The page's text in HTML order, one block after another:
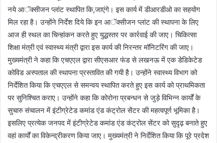
नये आॅक्सीजन प्लांट स्थापित कि,जाएंगे। इस कार्य में डीआरडीओ का सहयोग
मिल रहा है। उन्होंने निर्देश दिये कि इन आॅक्सीजन प्लांट की स्थापना के लिए
आज ही स्थल का चिन्हांकन करते हुए युद्धस्तर पर कार्रवाई की जाए। चिकित्सा
शिक्षा मंत्री एवं स्वास्थ्य मंत्री द्वारा इस कार्य की निरन्तर मॉनिटरिंग की जाए।
मुख्यमंत्री ने कहा कि एचएएल द्वारा सीएसआर फंड से लखनऊ में एक डेडिकेटेड
कोविड अस्पताल की स्थापना प्रस्तावित की गयी है। उन्होंने स्वास्थ्य विभाग को
निर्देशित किया कि एचएएल से समन्वय स्थापित करते हुए इस कार्य को प्राथमिकता
पर सुनिश्चित कराए। उन्होंने कहा कि कोरोना प्रबन्धन से जुड़े विभिन्न कार्यों के
सुचारु संचालन में इंटीग्रेटेड कमांड एंड कंट्रोल सेंटर की महत्वपूर्ण भूमिका है।
इसलिए प्रत्येक जनपद में इंटीग्रेटेड कमांड एंड कंट्रोल सेंटर को सुदृढ़ बनाते हुए
वहां कार्यों का विकेन्द्रीकरण किया जाए। मुख्यमंत्री ने निर्देशित किया कि पूरे प्रदेश